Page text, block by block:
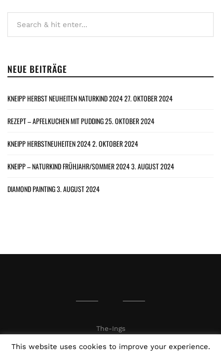
NEUE BEITRÄGE
KNEIPP HERBST NEUHEITEN NATURKIND 202427. OKTOBER 2024
REZEPT – APFELKUCHEN MIT PUDDING25. OKTOBER 2024
KNEIPP HERBSTNEUHEITEN 20242. OKTOBER 2024
KNEIPP – NATURKIND FRÜHJAHR/SOMMER 20243. AUGUST 2024
DIAMOND PAINTING3. AUGUST 2024
The-Ings
This website uses cookies to improve your experience.